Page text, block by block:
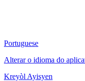
Portuguese
Alterar o idioma do
Kreyòl Ayisyen